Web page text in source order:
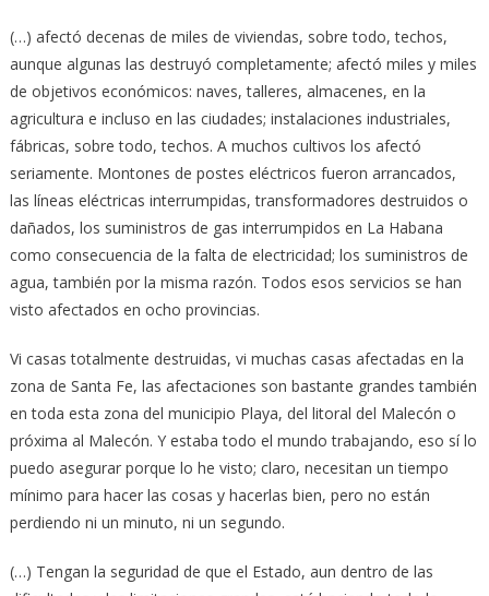
(…) afectó decenas de miles de viviendas, sobre todo, techos,
aunque algunas las destruyó completamente; afectó miles y miles
de objetivos económicos: naves, talleres, almacenes, en la
agricultura e incluso en las ciudades; instalaciones industriales,
fábricas, sobre todo, techos. A muchos cultivos los afectó
seriamente. Montones de postes eléctricos fueron arrancados,
las líneas eléctricas interrumpidas, transformadores destruidos o
dañados, los suministros de gas interrumpidos en La Habana
como consecuencia de la falta de electricidad; los suministros de
agua, también por la misma razón. Todos esos servicios se han
visto afectados en ocho provincias.
Vi casas totalmente destruidas, vi muchas casas afectadas en la
zona de Santa Fe, las afectaciones son bastante grandes también
en toda esta zona del municipio Playa, del litoral del Malecón o
próxima al Malecón. Y estaba todo el mundo trabajando, eso sí lo
puedo asegurar porque lo he visto; claro, necesitan un tiempo
mínimo para hacer las cosas y hacerlas bien, pero no están
perdiendo ni un minuto, ni un segundo.
(…) Tengan la seguridad de que el Estado, aun dentro de las